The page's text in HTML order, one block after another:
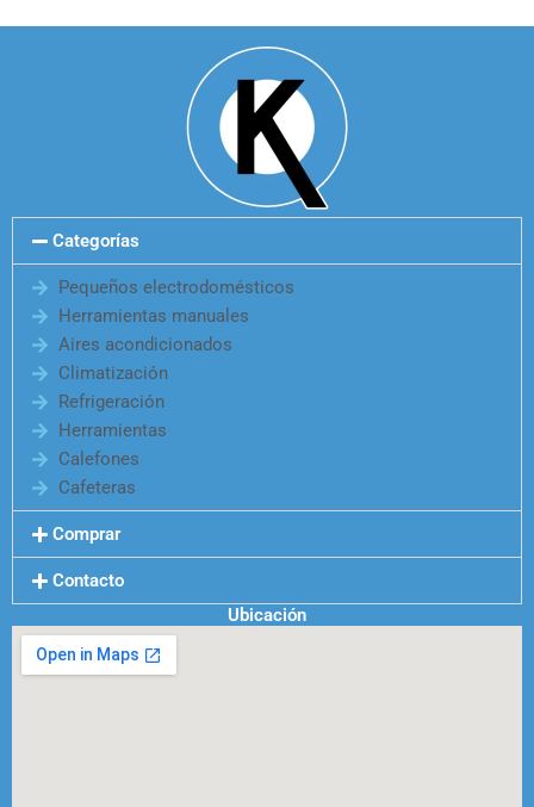
Categorías
Pequeños electrodomésticos
Herramientas manuales
Aires acondicionados
Climatización
Refrigeración
Herramientas
Calefones
Cafeteras
Comprar
Contacto
Ubicación